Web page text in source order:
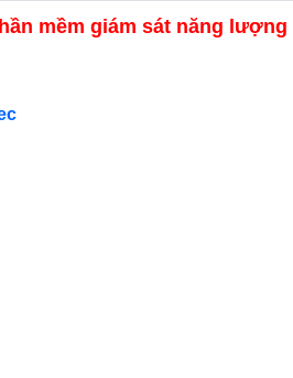
mềm giám sát năng lượng